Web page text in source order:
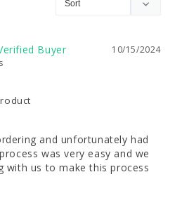
10/15/2024
and unfortunately had
was very easy and we
with us to make this process